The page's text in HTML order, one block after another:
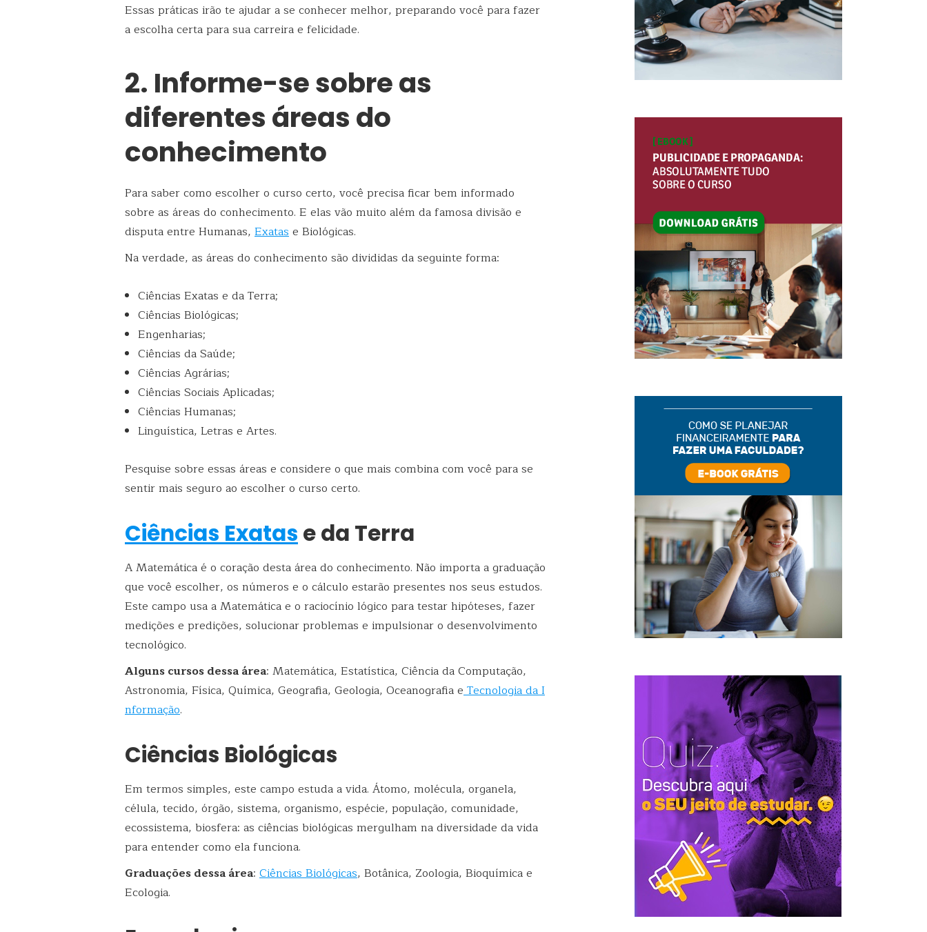
Essas práticas irão te ajudar a se conhecer melhor, preparando você para fazer
a escolha certa para sua carreira e felicidade.
2. Informe-se sobre as
diferentes áreas do
conhecimento
Para saber como escolher o curso certo, você precisa ficar bem informado
sobre as áreas do conhecimento. E elas vão muito além da famosa divisão e
disputa entre Humanas, Exatase Biológicas.
Na verdade, as áreas do conhecimento são divididas da seguinte forma:
Ciências Exatas e da Terra;
Ciências Biológicas;
Engenharias;
Ciências da Saúde;
Ciências Agrárias;
Ciências Sociais Aplicadas;
Ciências Humanas;
Linguística, Letras e Artes.
Pesquise sobre essas áreas e considere o que mais combina com você para se
sentir mais seguro ao escolher o curso certo.
Ciências Exatas e da Terra
A Matemática é o coração desta área do conhecimento. Não importa a graduação
que você escolher, os números e o cálculo estarão presentes nos seus estudos.
Este campo usa a Matemática e o raciocínio lógico para testar hipóteses, fazer
medições e predições, solucionar problemas e impulsionar o desenvolvimento
tecnológico.
Alguns cursos dessa área: Matemática, Estatística, Ciência da Computação,
Astronomia, Física, Química, Geografia, Geologia, Oceanografia e Tecnologia da I
nformação.
Ciências Biológicas
Em termos simples, este campo estuda a vida. Átomo, molécula, organela,
célula, tecido, órgão, sistema, organismo, espécie, população, comunidade,
ecossistema, biosfera: as ciências biológicas mergulham na diversidade da vida
para entender como ela funciona.
Graduações dessa área: Ciências Biológicas, Botânica, Zoologia, Bioquímica e
Ecologia.